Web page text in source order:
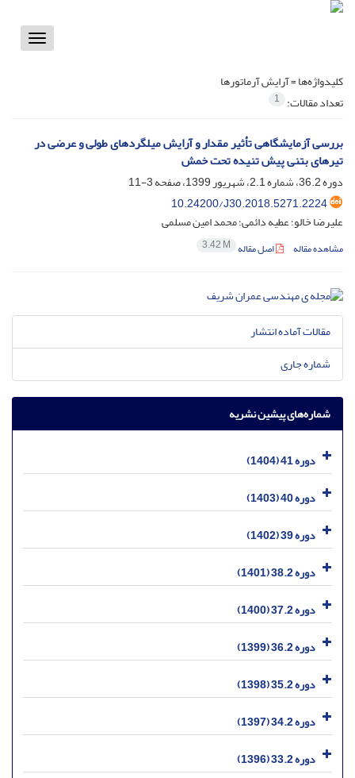
Toggle
کلیدواژه‌ها =آرایش آرماتورها
تعداد مقالات: 1
بررسی آزمایشگاهی تأثیر مقدار و آرایش میلگردهای طولی و عرضی در
تیرهای بتنی پیش تنیده تحت خمش
دوره 36.2، شماره 2.1، شهریور 1399، صفحه
3-11
10.24200/J30.2018.5271.2224
علیرضا خالو؛ عطیه دائمی؛ محمد امین مسلمی
مشاهده مقاله اصل مقاله 3.42 M
مقالات آماده انتشار
شماره جاری
شماره‌های پیشین نشریه
دوره 41 (1404)
دوره 40 (1403)
دوره 39 (1402)
دوره 38.2 (1401)
دوره 37.2 (1400)
دوره 36.2 (1399)
دوره 35.2 (1398)
دوره 34.2 (1397)
دوره 33.2 (1396)